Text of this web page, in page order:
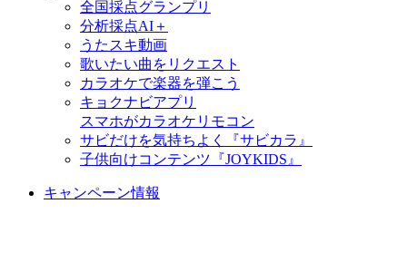
全国採点グランプリ
分析採点AI＋
うたスキ動画
歌いたい曲をリクエスト
カラオケで楽器を弾こう
キョクナビアプリ
スマホがカラオケリモコン
サビだけを気持ちよく『サビカラ』
子供向けコンテンツ『JOYKIDS』
キャンペーン情報